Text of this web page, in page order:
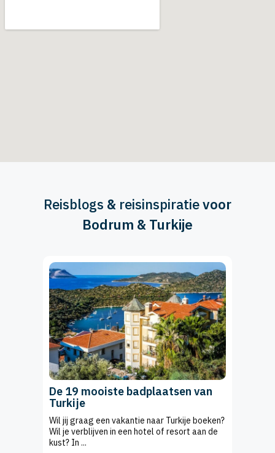
Reisblogs & reisinspiratievoor
Bodrum & Turkije
De 19 mooiste badplaatsen van
Turkije
Wil jij graag een vakantie naar Turkije boeken?
Wil je verblijven in een hotel of resort aan de
kust? In ...